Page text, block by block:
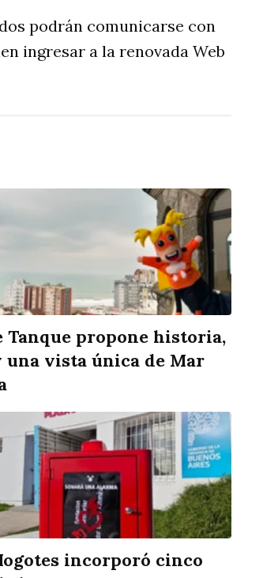
podrán comunicarse con
ingresar a la renovada Web
Tanque propone historia,
una vista única de Mar
incorporó cinco